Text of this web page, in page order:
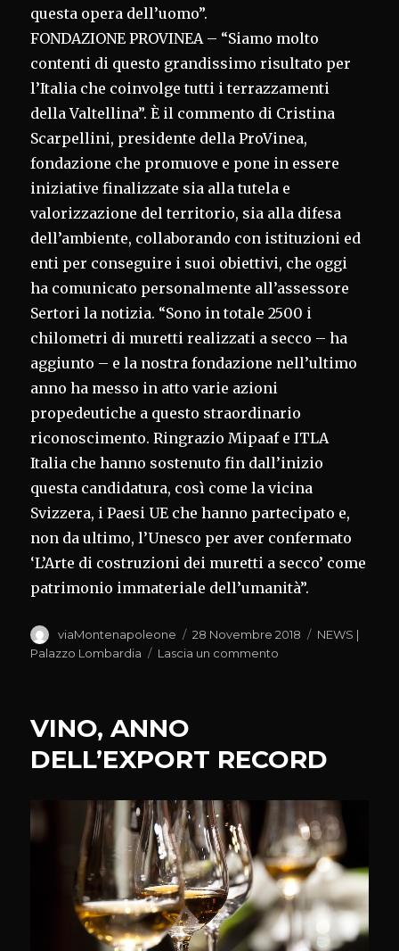
questa opera dell’uomo”.
FONDAZIONE PROVINEA – “Siamo molto
contenti di questo grandissimo risultato per
l’Italia che coinvolge tutti i terrazzamenti
della Valtellina”. È il commento di Cristina
Scarpellini, presidente della ProVinea,
fondazione che promuove e pone in essere
iniziative finalizzate sia alla tutela e
valorizzazione del territorio, sia alla difesa
dell’ambiente, collaborando con istituzioni ed
enti per conseguire i suoi obiettivi, che oggi
ha comunicato personalmente all’assessore
Sertori la notizia. “Sono in totale 2500 i
chilometri di muretti realizzati a secco – ha
aggiunto – e la nostra fondazione nell’ultimo
anno ha messo in atto varie azioni
propedeutiche a questo straordinario
riconoscimento. Ringrazio Mipaaf e ITLA
Italia che hanno sostenuto fin dall’inizio
questa candidatura, così come la vicina
Svizzera, i Paesi UE che hanno partecipato e,
non da ultimo, l’Unesco per aver confermato
‘L’Arte di costruzioni dei muretti a secco’ come
patrimonio immateriale dell’umanità”.
Autore
viaMontenapoleone
Pubblicato
il
28 Novembre 2018 Categorie
NEWS |
Palazzo Lombardia
Lascia un commento
VINO, ANNO
DELL’EXPORT RECORD